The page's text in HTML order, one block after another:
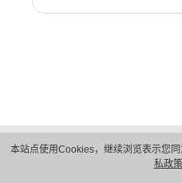
本站点使用Cookies，继续浏览表示您
私政
隐私保护